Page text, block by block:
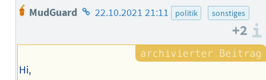
MudGuard Homepage
Autors
22.10.2021 21:11 politik sonstiges
+2
Hi,